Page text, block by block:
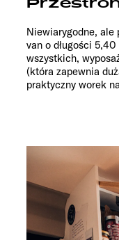
Niewiarygodne, ale
van o długości
wszystkich,
(która zapewnia
praktyczny worek